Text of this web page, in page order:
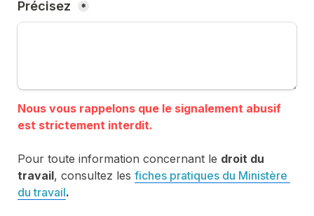
Précisez *
Nous vous rappelons que le signalement abusif
Pour toute information concernant le droit du
travail, consultez les fiches pratiques du Ministère
du travail